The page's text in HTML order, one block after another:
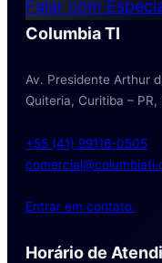
Falar com
Columbia TI
Av. Presidente Arthur
Quiteria, Curitiba –
+55 (41) 99116-0505
Entrar em contato.
Horário de